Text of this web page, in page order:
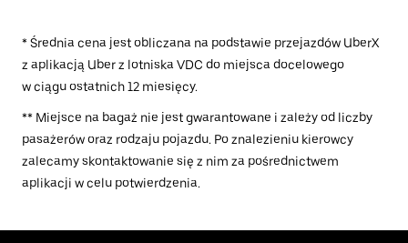
* Średnia cena jest obliczana na podstawie przejazdów UberX
z aplikacją Uber z lotniska VDC do miejsca docelowego
w ciągu ostatnich 12 miesięcy.
** Miejsce na bagaż nie jest gwarantowane i zależy od liczby
pasażerów oraz rodzaju pojazdu. Po znalezieniu kierowcy
zalecamy skontaktowanie się z nim za pośrednictwem
aplikacji w celu potwierdzenia.